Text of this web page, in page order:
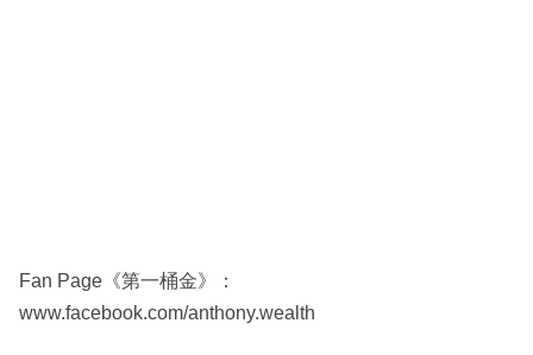
Fan Page《第一桶金》：
www.facebook.com/anthony.wealth